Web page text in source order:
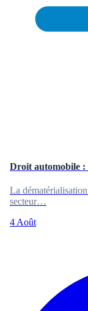
Droit automobile
La
secteur…
4 Août